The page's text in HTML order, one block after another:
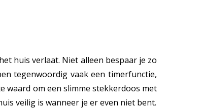
huis verlaat. Niet alleen bespaar je zo
tegenwoordig vaak een timerfunctie,
waard om een slimme stekkerdoos met
veilig is wanneer je er even niet bent.